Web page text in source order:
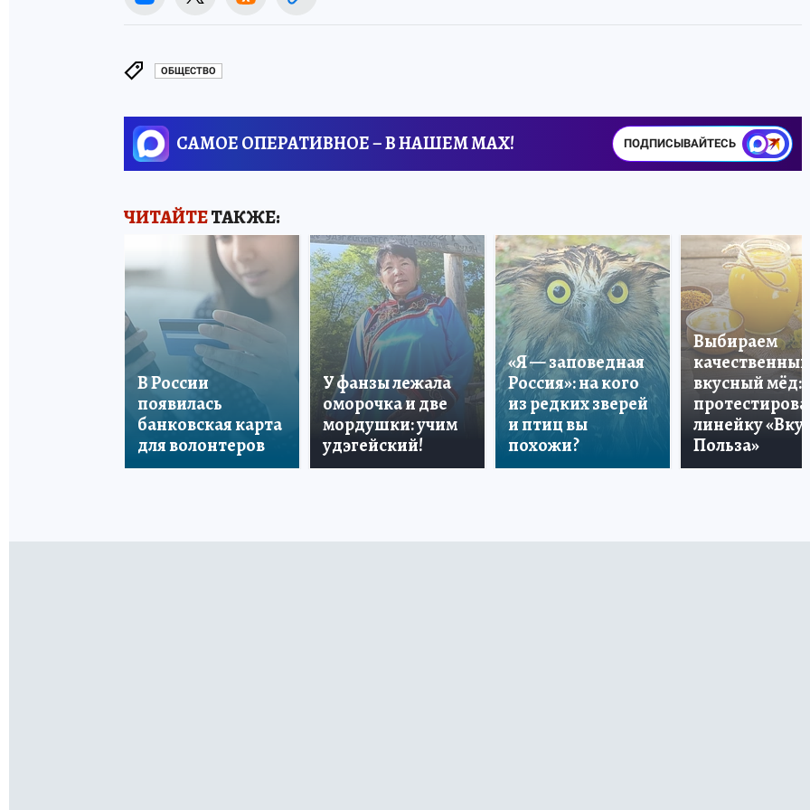
ОБЩЕСТВО
САМОЕ ОПЕРАТИВНОЕ – В НАШЕМ MAX! ПОДПИСЫВАЙТЕСЬ
ЧИТАЙТЕТАКЖЕ:
В России
появилась
банковская карта
для волонтеров
У фанзы лежала
оморочка и две
мордушки: учим
удэгейский!
«Я — заповедная
Россия»: на кого
из редких зверей
и птиц вы
похожи?
Выбираем
качественный
вкусный мёд:
линейку «Вкус
Польза»